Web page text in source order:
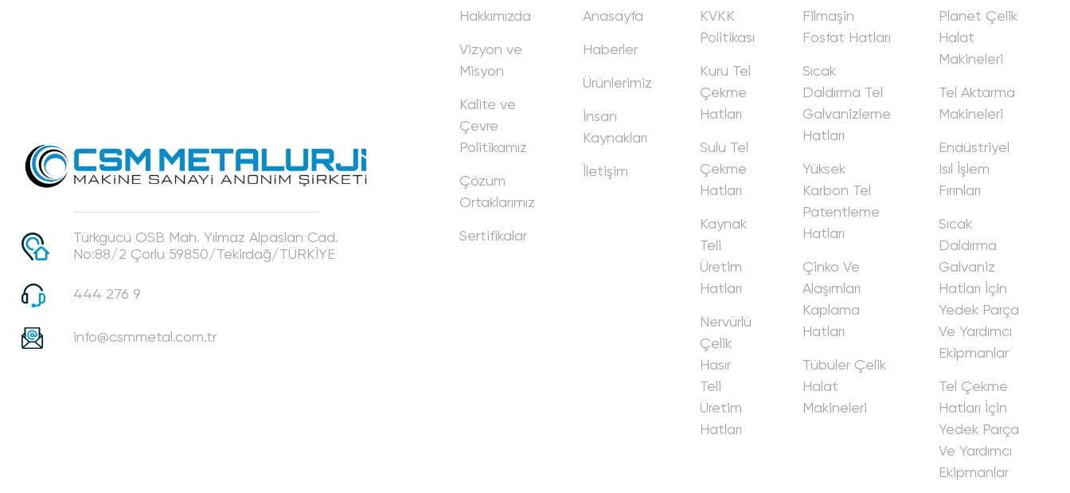
Türkgücü OSB Mah. Yılmaz Alpaslan Cad.
No:88/2 Çorlu 59850/Tekirdağ/TÜRKİYE
444 276 9
info@csmmetal.com.tr
Hakkımızda
Vizyon ve
Misyon
Kalite ve
Çevre
Politikamız
Çözüm
Ortaklarımız
Sertifikalar
Anasayfa
Haberler
Ürünlerimiz
İnsan
Kaynakları
İletişim
KVKK
Politikası
Kuru Tel
Çekme
Hatları
Sulu Tel
Çekme
Hatları
Kaynak
Teli̇
Üreti̇m
Hatları
Nervürlü
Çeli̇k
Hasır
Teli̇
Üreti̇m
Hatları
Fi̇lmaşi̇n
Fosfat Hatları
Sıcak
Daldırma Tel
Galvani̇zleme
Hatları
Yüksek
Karbon Tel
Patentleme
Hatları
Çi̇nko Ve
Alaşımları
Kaplama
Hatları
Tübüler Çeli̇k
Halat
Maki̇neleri̇
Planet Çeli̇k
Halat
Maki̇neleri̇
Tel Aktarma
Maki̇neleri̇
Endüstri̇yel
Isıl İşlem
Fırınları
Sıcak
Daldırma
Galvani̇z
Hatları İçi̇n
Yedek Parça
Ve Yardımcı
Eki̇pmanlar
Tel Çekme
Hatları İçi̇n
Yedek Parça
Ve Yardımcı
Eki̇pmanlar